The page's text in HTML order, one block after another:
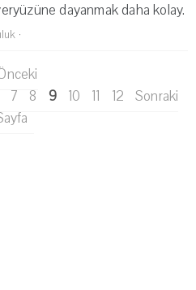
dayanmak daha kolay.
·
7 8 9 10 11 12
Sonraki